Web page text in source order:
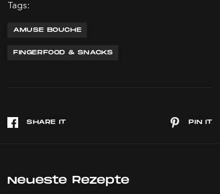
Tags:
AMUSE BOUCHE
FINGERFOOD & SNACKS
Neueste Rezepte